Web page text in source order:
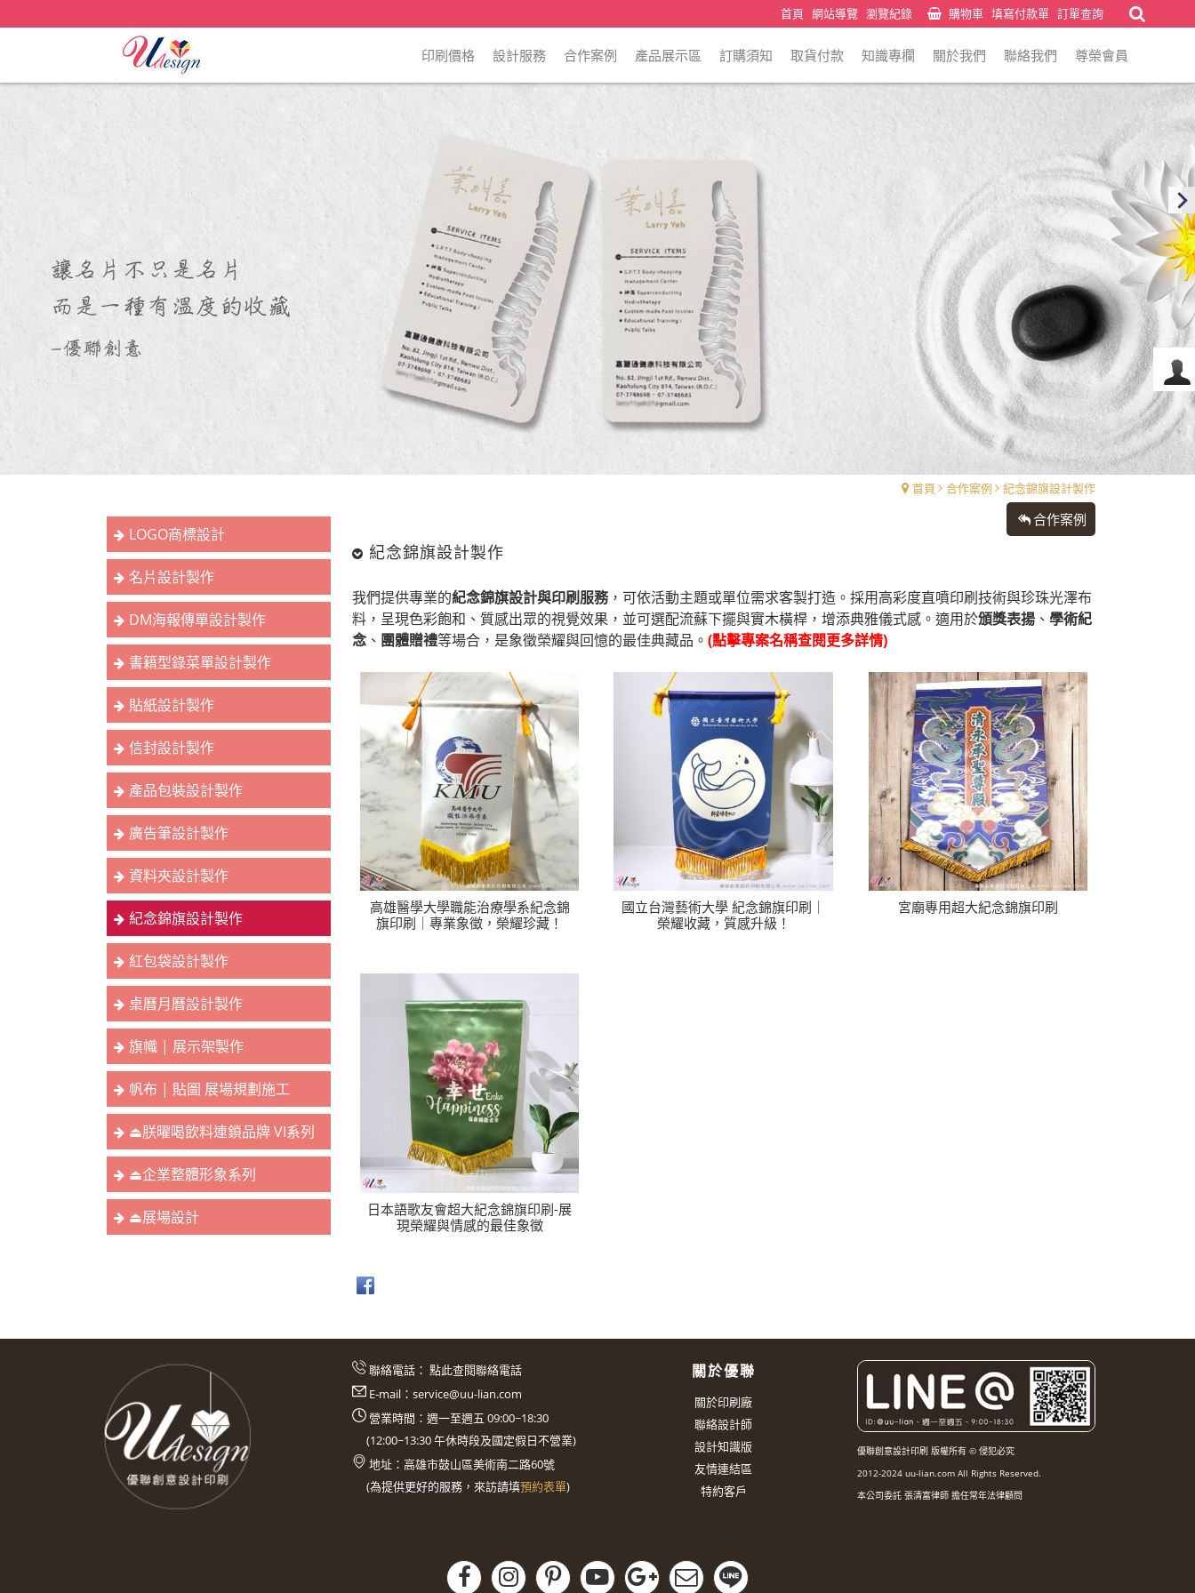
首頁 網站導覽 瀏覽紀錄 購物車 填寫付款單 訂單查詢
印刷價格 設計服務 合作案例 產品展示區 訂購須知 取貨付款 知識專欄 關於我們 聯絡我們 尊榮會員
首頁 合作案例 紀念錦旗設計製作
LOGO商標設計
名片設計製作
DM海報傳單設計製作
書籍型錄菜單設計製作
貼紙設計製作
信封設計製作
產品包裝設計製作
廣告筆設計製作
資料夾設計製作
紀念錦旗設計製作
紅包袋設計製作
桌曆月曆設計製作
旗幟 | 展示架製作
帆布 | 貼圖 展場規劃施工
⏏︎朕曜喝飲料連鎖品牌 VI系列
⏏︎企業整體形象系列
⏏︎展場設計
合作案例
紀念錦旗設計製作
我們提供專業的紀念錦旗設計與印刷服務，可依活動主題或單位需求客製打造。採用高彩度直噴印刷技術與珍珠光澤布
料，呈現色彩飽和、質感出眾的視覺效果，並可選配流蘇下擺與實木橫桿，增添典雅儀式感。適用於頒獎表揚、 學術紀
念、 團體贈禮等場合，是象徵榮耀與回憶的最佳典藏品。 (點擊專案名稱查閱更多詳情)
高雄醫學大學職能治療學系紀念錦
旗印刷｜專業象徵，榮耀珍藏！
國立台灣藝術大學 紀念錦旗印刷｜
榮耀收藏，質感升級！
宮廟專用超大紀念錦旗印刷
日本語歌友會超大紀念錦旗印刷-展
現榮耀與情感的最佳象徵
聯絡電話： 點此查閱聯絡電話
E-mail： service@uu-lian.com
營業時間：週一至週五 09:00~18:30
(12:00~13:30午休時段及國定假日不營業)
地址： 高雄市鼓山區美術南二路60號
(為提供更好的服務，來訪請填預約表單)
關於優聯
關於印刷廠
聯絡設計師
設計知識版
友情連結區
特約客戶
優聯創意設計印刷 版權所有 © 侵犯必究
2012-2024 uu-lian.com All Rights Reserved.
本公司委託 張清富律師 擔任常年法律顧問